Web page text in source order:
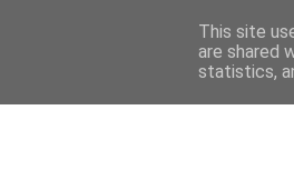
This site
are shared
statistics,